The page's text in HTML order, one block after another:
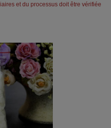
et du processus doit être vérifiée